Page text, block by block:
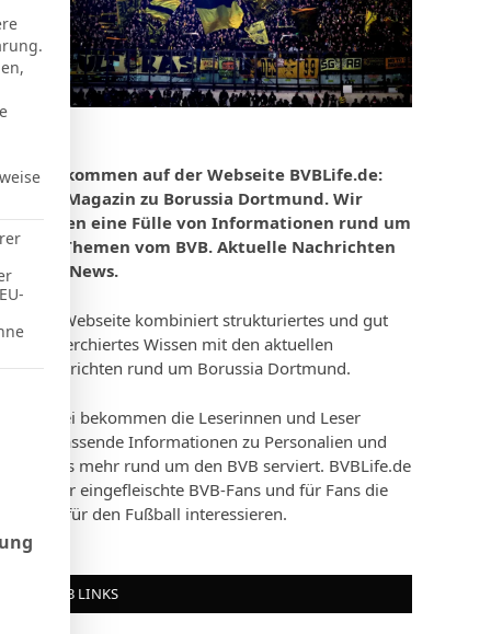
Willkommen auf der Webseite BVBLife.de:
Das Magazin zu Borussia Dortmund. Wir
bieten eine Fülle von Informationen rund um
die Themen vom BVB. Aktuelle Nachrichten
und News.
Die Webseite kombiniert strukturiertes und gut
recherchiertes Wissen mit den aktuellen
Nachrichten rund um Borussia Dortmund.
Dabei bekommen die Leserinnen und Leser
umfassende Informationen zu Personalien und
vieles mehr rund um den BVB serviert. BVBLife.de
ist für eingefleischte BVB-Fans und für Fans die
sich für den Fußball interessieren.
BVB LINKS